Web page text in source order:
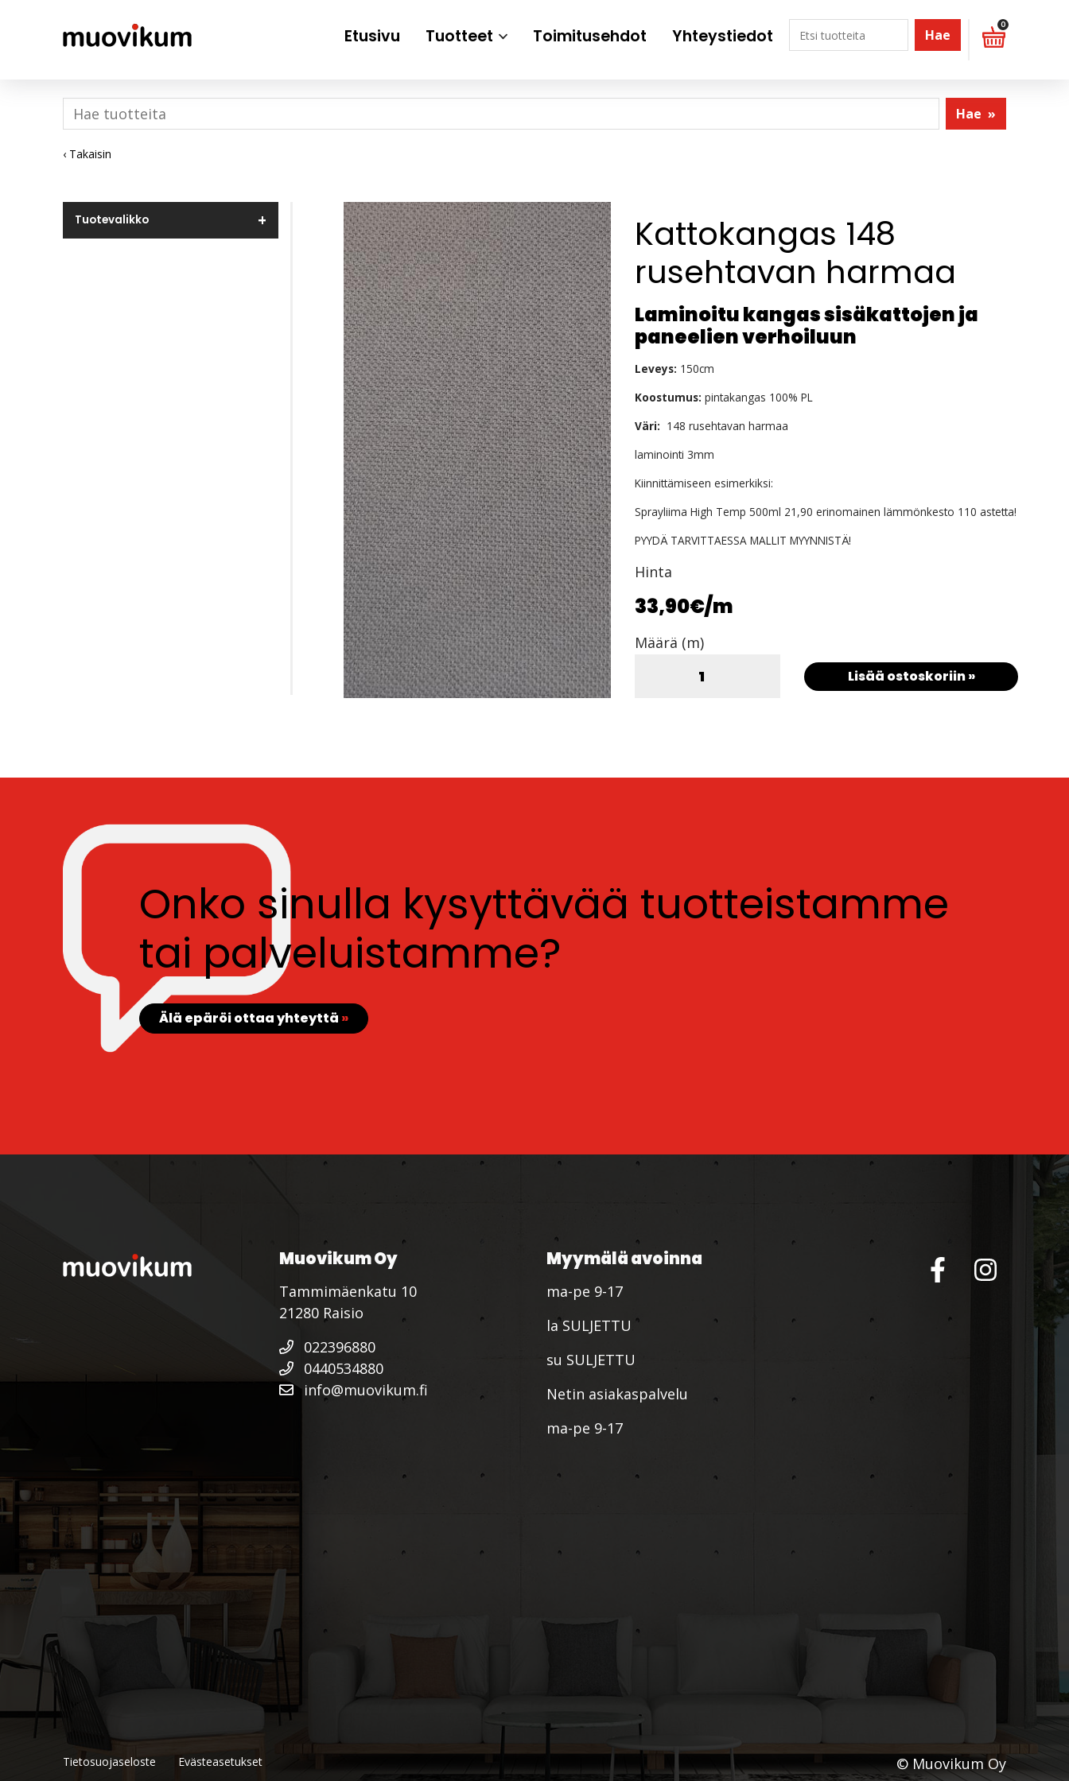
Etusivu Tuotteet Toimitusehdot Yhteystiedot Hae
0
Hae »
‹ Takaisin
Tuotevalikko
Kattokangas 148
rusehtavan harmaa
Laminoitu kangas sisäkattojen ja
paneelien verhoiluun
Leveys: 150cm
Koostumus: pintakangas 100% PL
Väri: 148 rusehtavan harmaa
laminointi 3mm
Kiinnittämiseen esimerkiksi:
Sprayliima High Temp 500ml 21,90 erinomainen lämmönkesto 110 astetta!
PYYDÄ TARVITTAESSA MALLIT MYYNNISTÄ!
Hinta
33,90€/m
Määrä (m)
Lisää ostoskoriin »
Onko sinulla kysyttävää tuotteistamme
tai palveluistamme?
Älä epäröi ottaa yhteyttä »
Muovikum Oy
Tammimäenkatu 10
21280 Raisio
022396880
0440534880
info@muovikum.fi
Myymälä avoinna
ma-pe 9-17
la SULJETTU
su SULJETTU
Netin asiakaspalvelu
ma-pe 9-17
Tietosuojaseloste Evästeasetukset © Muovikum Oy